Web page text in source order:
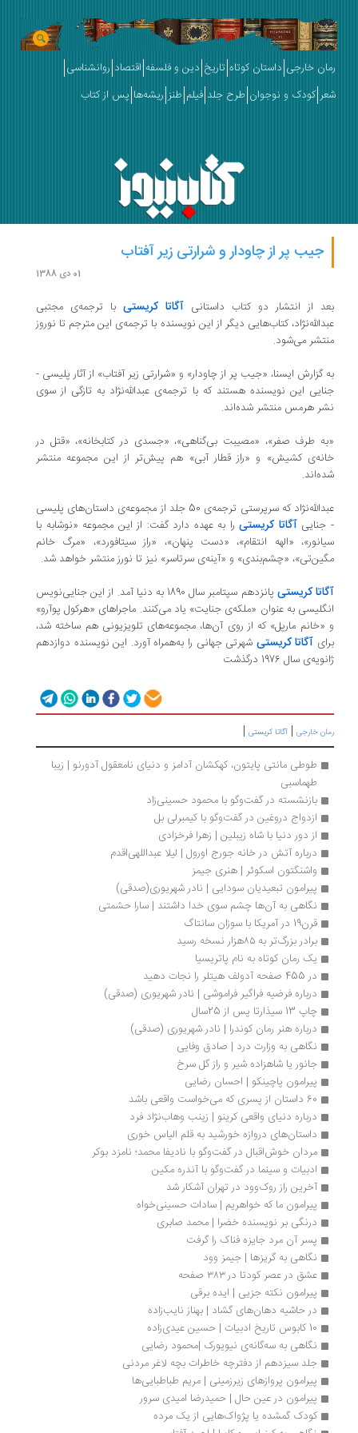
رمان خارجی داستان کوتاه تاریخ دین و فلسفه اقتصاد روانشناسی
شعر کودک و نوجوان طرح جلد فیلم طنز ریشه‌ها پس از کتاب
جیب پر از چاودار و شرارتی زیر آفتاب
01 دی 1388
بعد از انتشار دو کتاب داستانی آگاتا کریستی با ترجمه‌ی مجتبی
عبدالله‌نژاد، کتاب‌هایی دیگر از این نویسنده با ترجمه‌ی این مترجم تا نوروز
منتشر می‌شود.
به گزارش ایسنا، ‌«جیب پر از چاودار» و «شرارتی زیر آفتاب» از آثار پلیسی -
جنایی این نویسنده هستند که با ترجمه‌ی عبدالله‌نژاد به تازگی از سوی
نشر هرمس منتشر شده‌اند.
«به طرف صفر»، «مصیبت بی‌گناهی»، «جسدی در کتابخانه»، «قتل در
خانه‌ی کشیش» و «راز قطار آبی» هم پیش‌تر از این مجموعه منتشر
شده‌اند.
عبدالله‌نژاد که سرپرستی ترجمه‌ی 50 جلد از مجموعه‌ی داستان‌های پلیسی
- جناییآگاتا کریستیرا به عهده دارد گفت: از این مجموعه «نوشابه با
سیانور»، «الهه انتقام»، «دست پنهان»، «راز سیتافورد»، «مرگ خانم
مگین‌تی»، «چشم‌بندی» و «آینه‌ی سرتاسر» نیز تا نورز منتشر خواهد شد.
آگاتا کریستی
پانزدهم سپتامبر سال 1890 به دنیا آمد. از این جنایی‌نویس
انگلیسی به عنوان «ملکه‌ی جنایت» یاد می‌کنند. ماجراهای «هر‌کول پوآرو»
و «خانم ‌مارپل» که از روی آن‌ها، مجموعه‌های تلویزیونی هم ساخته شد،
برای آگاتا کریستی شهرتی جهانی را به‌همراه آورد. این نویسنده دوازدهم
ژانویه‌ی سال 1976 در‌گذشت
رمان خارجی | آگاتا کریستی |
طهماسبی
بازنشسته در گفت‌وگو با محمود حسینی‌زاد
ازدواج دروغین در گفت‌وگو با کیمبرلی بل
از دور دنیا با شاه زیبلین | زهرا فرخزادی
درباره آتش در خانه جورج اورول | لیلا عبداللهی‌اقدم
واشنگتون اسکوئر | هنری جیمز
پیرامون تبعیدیان سودایی | نادر شهریوری(صدقی)
نگاهی به آن‌ها چشم سوی خدا داشتند | سارا حشمتی
قرن19 در آمریکا با سوزان سانتاگ
برادر بزرگ‌تر به ۸۵هزار نسخه رسید
یک رمان کوتاه به نام پاتریسیا
در 455 صفحه آدولف هیتلر را نجات دهید
درباره فرضیه فراگیر فراموشی | نادر شهریوری (صدقی)
چاپ 13 سیذارتا پس از 25سال
درباره هنر رمان کوندرا | نادر شهریوری (صدقی)
نگاهی به وزارت درد | صادق وفایی
جانور یا شاهزاده شیر و راز گل سرخ
پیرامون پاچینکو | احسان رضایی
60 داستان از پسری که می‌خواست واقعی باشد
درباره دنیای واقعی کرینو | زینب وهاب‌نژاد فرد
داستان‌های دروازه خورشید به قلم الیاس خوری
مردان خوش‌‌اقبال در گفت‌وگو با نادیفا محمد؛ نامزد بوکر
ادبیات و سینما در گفت‌وگو با آندره مکین
آخرین راز روک‌وود در تهران آشکار شد
پیرامون ما که خواهریم | سادات حسینی‌خواه
درنگی بر نویسنده خضرا | محمد صابری
پسر آن مرد جایزه فناک را گرفت
نگاهی به گریزها | جیمز وود
عشق در عصر کودتا در ۳۸۳ صفحه
پیرامون نکته جزیی | ایده برقی
در حاشیه دهان‌های گشاد | بهناز نایب‌زاده
10 کابوس تاریخ ادبیات | حسین عیدی‌زاده
نگاهی به سه‌گانه‌ی نیویورک |محمود رضایی
جلد سیزدهم از دفترچه خاطرات بچه لاغر مردنی
پیرامون پروازهای زیرزمینی | مریم طباطبایی‌ها
پیرامون در عین حال | حمیدرضا امیدی سرور
کودک گمشده یا پژواک‌هایی از یک مرده